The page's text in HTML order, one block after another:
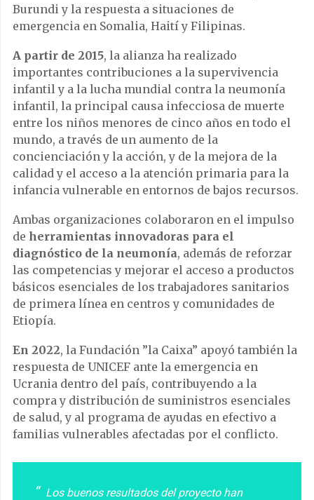
Burundi y la respuesta a situaciones de
emergencia en Somalia, Haití y Filipinas.
A partir de 2015, la alianza ha realizado
importantes contribuciones a la supervivencia
infantil y a la lucha mundial contra la neumonía
infantil, la principal causa infecciosa de muerte
entre los niños menores de cinco años en todo el
mundo, a través de un aumento de la
concienciación y la acción, y de la mejora de la
calidad y el acceso a la atención primaria para la
infancia vulnerable en entornos de bajos recursos.
Ambas organizaciones colaboraron en el impulso
de herramientas innovadoras para el
diagnóstico de la neumonía, además de reforzar
las competencias y mejorar el acceso a productos
básicos esenciales de los trabajadores sanitarios
de primera línea en centros y comunidades de
Etiopía.
En 2022, la Fundación ”la Caixa” apoyó también la
respuesta de UNICEF ante la emergencia en
Ucrania dentro del país, contribuyendo a la
compra y distribución de suministros esenciales
de salud, y al programa de ayudas en efectivo a
familias vulnerables afectadas por el conflicto.
Los buenos resultados del proyecto han